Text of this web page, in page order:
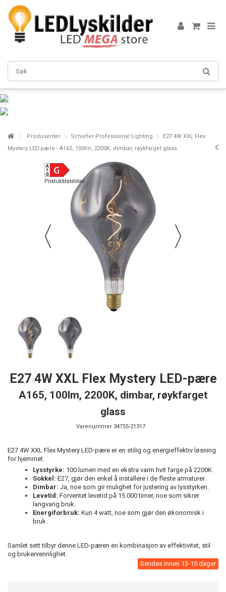
Produsenter Schiefer Professional Lighting
E27 4W XXL Flex
Mystery LED-pære - A165, 100lm, 2200K, dimbar, røykfarget glass
Produktdatablad
E27 4W XXL Flex Mystery LED-pære
A165, 100lm, 2200K, dimbar, røykfarget
glass
Varenummer 34755-21317
E27 4W XXL Flex Mystery LED-pære er en stilig og energieffektiv løsning
for hjemmet.
Lysstyrke: 100 lumen med en ekstra varm hvit farge på 2200K.
Sokkel: E27, gjør den enkel å installere i de fleste armaturer.
Dimbar: Ja, noe som gir mulighet for justering av lysstyrken.
Levetid: Forventet levetid på 15 000 timer, noe som sikrer
langvarig bruk.
Energiforbruk: Kun 4 watt, noe som gjør den økonomisk i
bruk.
Samlet sett tilbyr denne LED-pæren en kombinasjon av effektivitet, stil
og brukervennlighet.
Sendes innen 13-15 dager